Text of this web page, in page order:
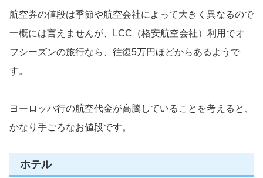
航空券の値段は季節や航空会社によって大きく異なるので
一概には言えませんが、LCC（格安航空会社）利用でオ
フシーズンの旅行なら、往復5万円ほどからあるようで
す。
ヨーロッパ行の航空代金が高騰していることを考えると、
かなり手ごろなお値段です。
ホテル